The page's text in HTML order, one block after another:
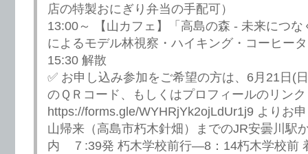
店の特製おにぎり弁当の手配可）
13:00～ 【山カフェ】「高島の森 - 未来につ
によるモデル林視察・ハイキング・コーヒー
15:30 解散
✅ お申し込み参加をご希望の方は、6月21日(
のＱＲコード、もしくはプロフィールのリンク
https://forms.gle/WYHRjYk2ojLdUr1j9 よりお
山帰来（高島市朽木針畑）までのJR安曇川駅
内 ７:39発 朽木学校前行—8：14朽木学校前